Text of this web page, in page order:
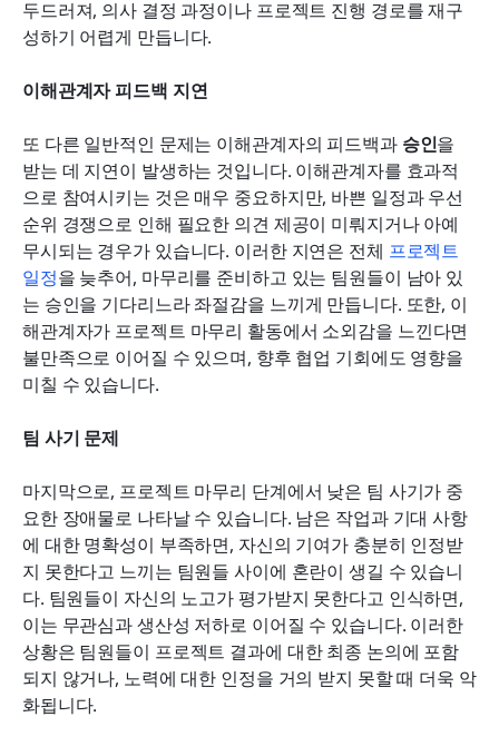
두드러져, 의사 결정 과정이나 프로젝트 진행 경로를 재구
성하기 어렵게 만듭니다.
이해관계자 피드백 지연
또 다른 일반적인 문제는 이해관계자의 피드백과 승인을
받는 데 지연이 발생하는 것입니다. 이해관계자를 효과적
으로 참여시키는 것은 매우 중요하지만, 바쁜 일정과 우선
순위 경쟁으로 인해 필요한 의견 제공이 미뤄지거나 아예
무시되는 경우가 있습니다. 이러한 지연은 전체 프로젝트
일정을 늦추어, 마무리를 준비하고 있는 팀원들이 남아 있
는 승인을 기다리느라 좌절감을 느끼게 만듭니다. 또한, 이
해관계자가 프로젝트 마무리 활동에서 소외감을 느낀다면
불만족으로 이어질 수 있으며, 향후 협업 기회에도 영향을
미칠 수 있습니다.
팀 사기 문제
마지막으로, 프로젝트 마무리 단계에서 낮은 팀 사기가 중
요한 장애물로 나타날 수 있습니다. 남은 작업과 기대 사항
에 대한 명확성이 부족하면, 자신의 기여가 충분히 인정받
지 못한다고 느끼는 팀원들 사이에 혼란이 생길 수 있습니
다. 팀원들이 자신의 노고가 평가받지 못한다고 인식하면,
이는 무관심과 생산성 저하로 이어질 수 있습니다. 이러한
상황은 팀원들이 프로젝트 결과에 대한 최종 논의에 포함
되지 않거나, 노력에 대한 인정을 거의 받지 못할 때 더욱 악
화됩니다.